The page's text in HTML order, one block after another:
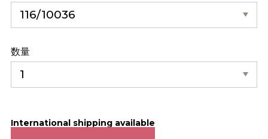
数量
International shipping available